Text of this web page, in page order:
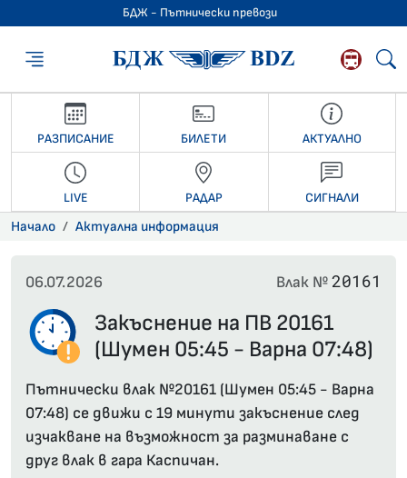
БДЖ - Пътнически превози
БДЖ -
РАЗПИСАНИЕ БИЛЕТИ АКТУАЛНО
LIVE РАДАР СИГНАЛИ
Начало Актуална информация
06.07.2026 Влак №20161
Закъснение на ПВ 20161
(Шумен 05:45 - Варна 07:48)
Пътнически влак №20161 (Шумен 05:45 - Варна
07:48) се движи с 19 минути закъснение след
изчакване на възможност за разминаване с
друг влак в гара Каспичан.